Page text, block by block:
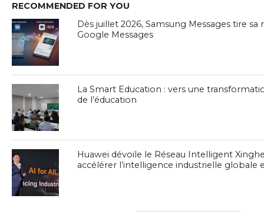
RECOMMENDED FOR YOU
Dès juillet 2026, Samsung Messages tire
Google Messages
La Smart Education : vers une
de l’éducation
Huawei dévoile le Réseau Intelligent
accélérer l’intelligence industrielle globale